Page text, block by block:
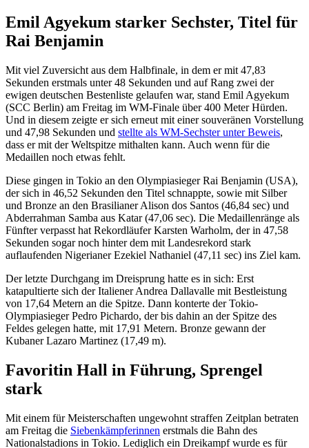
Emil Agyekum starker Sechster, Titel für
Rai Benjamin
Mit viel Zuversicht aus dem Halbfinale, in dem er mit 47,83
Sekunden erstmals unter 48 Sekunden und auf Rang zwei der
ewigen deutschen Bestenliste gelaufen war, stand Emil Agyekum
(SCC Berlin) am Freitag im WM-Finale über 400 Meter Hürden.
Und in diesem zeigte er sich erneut mit einer souveränen Vorstellung
und 47,98 Sekunden und stellte als WM-Sechster unter Beweis,
dass er mit der Weltspitze mithalten kann. Auch wenn für die
Medaillen noch etwas fehlt.
Diese gingen in Tokio an den Olympiasieger Rai Benjamin (USA),
der sich in 46,52 Sekunden den Titel schnappte, sowie mit Silber
und Bronze an den Brasilianer Alison dos Santos (46,84 sec) und
Abderrahman Samba aus Katar (47,06 sec). Die Medaillenränge als
Fünfter verpasst hat Rekordläufer Karsten Warholm, der in 47,58
Sekunden sogar noch hinter dem mit Landesrekord stark
auflaufenden Nigerianer Ezekiel Nathaniel (47,11 sec) ins Ziel kam.
Der letzte Durchgang im Dreisprung hatte es in sich: Erst
katapultierte sich der Italiener Andrea Dallavalle mit Bestleistung
von 17,64 Metern an die Spitze. Dann konterte der Tokio-
Olympiasieger Pedro Pichardo, der bis dahin an der Spitze des
Feldes gelegen hatte, mit 17,91 Metern. Bronze gewann der
Kubaner Lazaro Martinez (17,49 m).
Favoritin Hall in Führung, Sprengel
stark
Mit einem für Meisterschaften ungewohnt straffen Zeitplan betraten
am Freitag die Siebenkämpferinnen erstmals die Bahn des
Nationalstadions in Tokio. Lediglich ein Dreikampf wurde es für